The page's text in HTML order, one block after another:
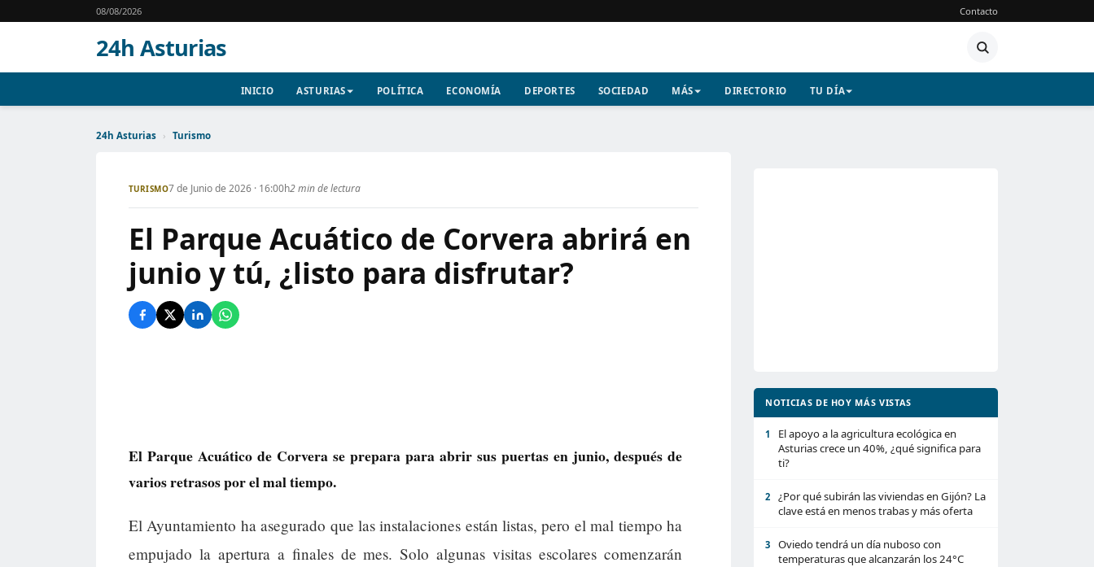
08/08/2026 Contacto
24h Asturias
INICIO ASTURIAS POLÍTICA ECONOMÍA DEPORTES SOCIEDAD MÁS DIRECTORIO TU DÍA
24h Asturias › Turismo
TURISMO7 de Junio de 2026 · 16:00h2 min de lectura
El Parque Acuático de Corvera abrirá en
junio y tú, ¿listo para disfrutar?
El Parque Acuático de Corvera se prepara para abrir sus puertas en junio, después de
varios retrasos por el mal tiempo.
El Ayuntamiento ha asegurado que las instalaciones están listas, pero el mal tiempo ha
empujado la apertura a finales de mes. Solo algunas visitas escolares comenzarán
NOTICIAS DE HOY MÁS VISTAS
1
El apoyo a la agricultura ecológica en
Asturias crece un 40%, ¿qué significa para
ti?
2
¿Por qué subirán las viviendas en Gijón? La
clave está en menos trabas y más oferta
3
Oviedo tendrá un día nuboso con
temperaturas que alcanzarán los 24°C